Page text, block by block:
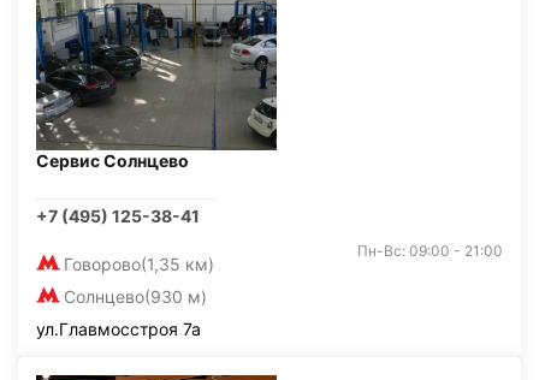
Сервис Солнцево
+7 (495) 125-38-41
Говорово(1,35 км)
Солнцево(930 м)
Пн-Вс: 09:00 - 21:00
ул.Главмосстроя 7а